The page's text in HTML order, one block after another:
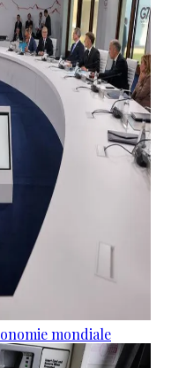
mondiale